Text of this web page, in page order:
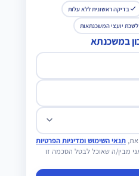
בדיקה ראשונית ללא עלות
יועצי המשכנתאות
במשכנתא
תנאי השימוש ומדיניות הפרטיות
מבין/ה שאוכל לבטל הסכמה זו